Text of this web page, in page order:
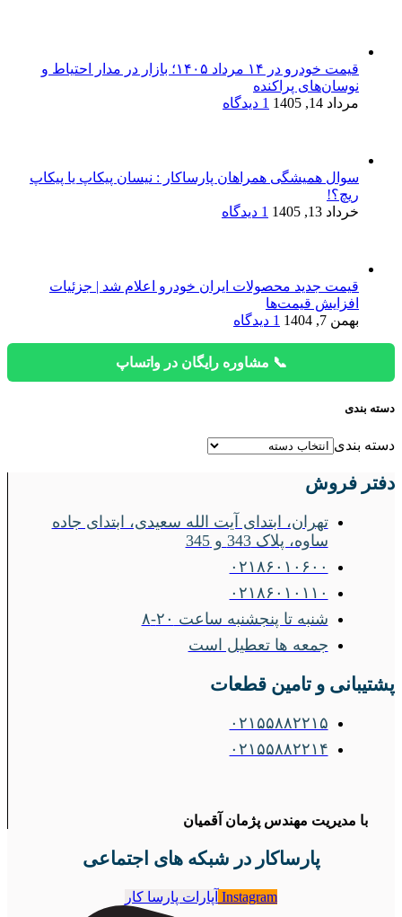
قیمت خودرو در ۱۴ مرداد ۱۴۰۵؛ بازار در مدار احتیاط و
نوسان‌های پراکنده
مرداد 14, 1405
1 دیدگاه
سوال همیشگی همراهان پارساکار : نیسان پیکاپ یا پیکاپ
ریچ؟!
خرداد 13, 1405
1 دیدگاه
قیمت جدید محصولات ایران خودرو اعلام شد | جزئیات
افزایش قیمت‌ها
بهمن 7, 1404
1 دیدگاه
📞 مشاوره رایگان در واتساپ
دسته بندی
دسته بندی
دفتر فروش
تهران، ابتدای آیت الله سعیدی، ابتدای جاده
ساوه، پلاک 343 و 345
۰۲۱۸۶۰۱۰۶۰۰
۰۲۱۸۶۰۱۰۱۱۰
شنبه تا پنجشنبه ساعت ۲۰-۸
جمعه ها تعطیل است
پشتیبانی و تامین قطعات
۰۲۱۵۵۸۸۲۲۱۵
۰۲۱۵۵۸۸۲۲۱۴
با مدیریت مهندس پژمان آقمیان
پارساکار در شبکه های اجتماعی
Instagram آپارات پارسا کار